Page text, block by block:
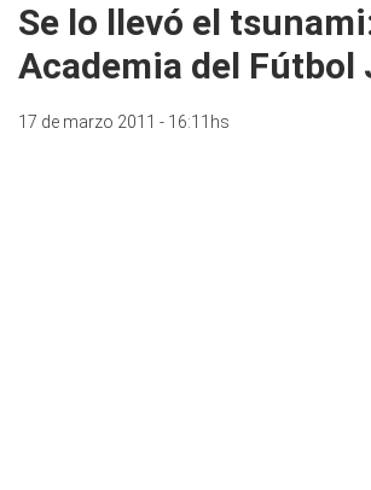
Se lo llevó el
Academia del Fútbol
17 de marzo 2011 - 16:11hs